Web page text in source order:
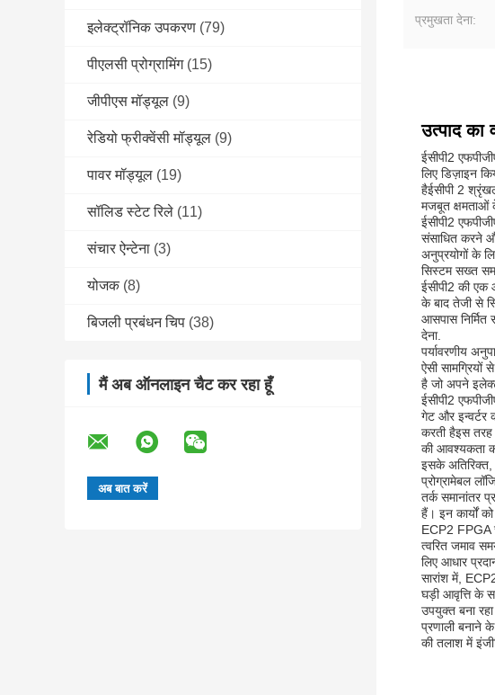
इलेक्ट्रॉनिक उपकरण (79)
पीएलसी प्रोग्रामिंग (15)
जीपीएस मॉड्यूल (9)
रेडियो फ्रीक्वेंसी मॉड्यूल (9)
पावर मॉड्यूल (19)
सॉलिड स्टेट रिले (11)
संचार ऐन्टेना (3)
योजक (8)
बिजली प्रबंधन चिप (38)
मैं अब ऑनलाइन चैट कर रहा हूँ
प्रमुखता देना:
उत्पाद का
ईसीपी2
लिए डिज़ाइन
हैईसीपी 2
मजबूत क्षमताओं
ईसीपी2
संसाधित करने
अनुप्रयोगों के
सिस्टम सख्त
ईसीपी2 की एक
के बाद तेजी से
आसपास निर्मित
देना.
पर्यावरणीय
ऐसी सामग्रियों
है जो अपने
ईसीपी2
गेट और इन्वर्टर
करती हैइस तरह
की आवश्यकता
इसके अतिरिक्त,
प्रोग्रामेबल
तर्क समानांतर
हैं। इन कार्यों
ECP2 FPGA
त्वरित जमाव
लिए आधार
सारांश में,
घड़ी आवृत्ति के
उपयुक्त बना
प्रणाली बनाने
की तलाश में